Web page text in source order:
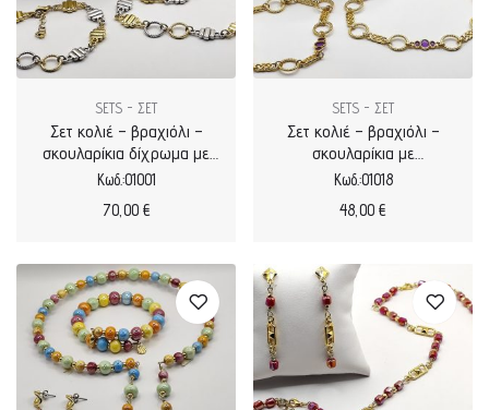
SETS - ΣΕΤ
Σετ κολιέ – βραχιόλι –
σκουλαρίκια δίχρωμα με
μοτίφ επιχρυσωμένα
Κωδ.:01001
70,00 €
SETS - ΣΕΤ
Σετ κολιέ – βραχιόλι –
σκουλαρίκια με
επιχρυσωμένα μοτίφ
Κωδ.:01018
48,00 €